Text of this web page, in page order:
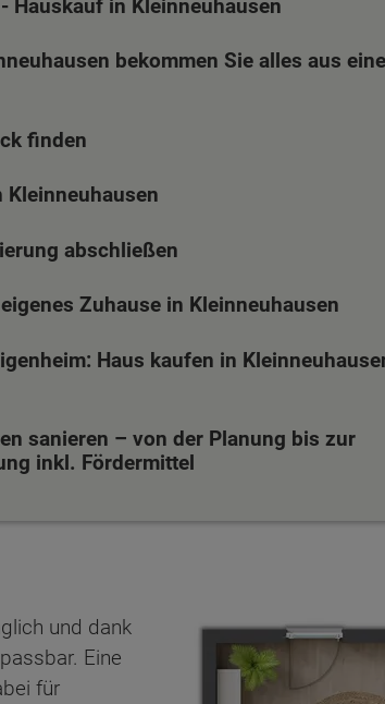
Hauskauf in Kleinneuhausen
bekommen Sie alles aus
finden
Kleinneuhausen
abschließen
Zuhause in Kleinneuhausen
Haus kaufen in
sanieren – von der Planung bis zur
inkl. Fördermittel
und dank
Eine
für